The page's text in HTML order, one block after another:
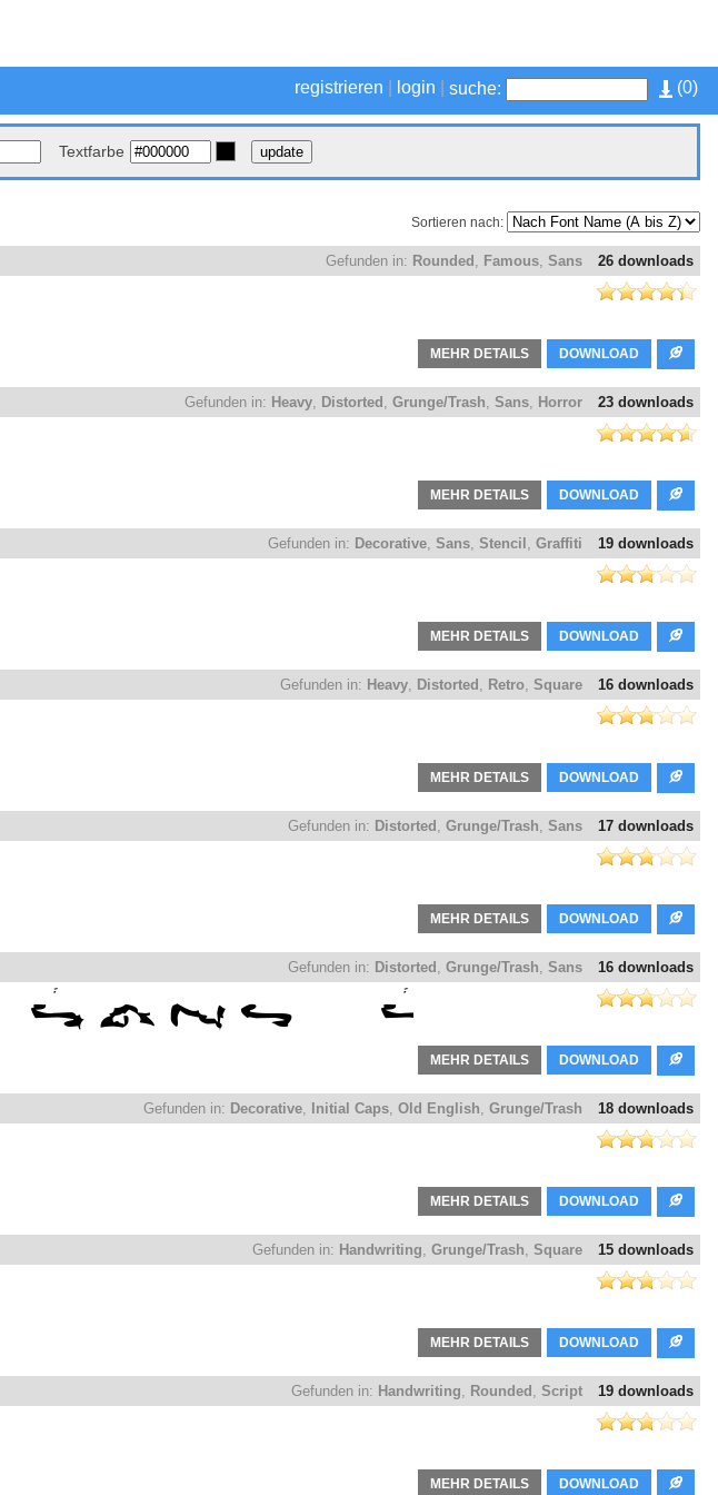
(0)
registrieren login suche:
Textfarbe
Sortieren nach:
26 downloads
Gefunden in: Rounded , Famous, Sans
DOWNLOAD
MEHR DETAILS
23 downloads
Gefunden in: Heavy, Distorted , Grunge/Trash, Sans, Horror
DOWNLOAD
MEHR DETAILS
19 downloads
Gefunden in: Decorative, Sans, Stencil , Graffiti
DOWNLOAD
MEHR DETAILS
16 downloads
Gefunden in: Heavy, Distorted , Retro, Square
DOWNLOAD
MEHR DETAILS
17 downloads
Gefunden in: Distorted , Grunge/Trash, Sans
DOWNLOAD
MEHR DETAILS
16 downloads
Gefunden in: Distorted , Grunge/Trash, Sans
DOWNLOAD
MEHR DETAILS
18 downloads
Gefunden in: Decorative, Initial Caps, Old English, Grunge/Trash
DOWNLOAD
MEHR DETAILS
15 downloads
Gefunden in: Handwriting, Grunge/Trash, Square
DOWNLOAD
MEHR DETAILS
19 downloads
Gefunden in: Handwriting, Rounded , Script
DOWNLOAD
MEHR DETAILS